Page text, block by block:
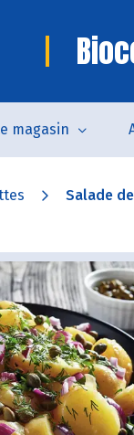
magasin
Salade